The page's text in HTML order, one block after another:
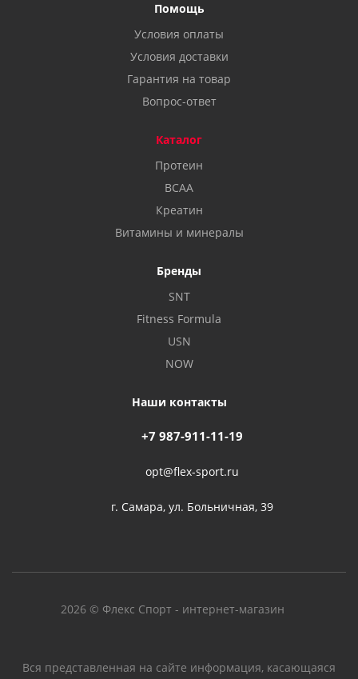
Помощь
Условия оплаты
Условия доставки
Гарантия на товар
Вопрос-ответ
Каталог
Протеин
BCAA
Креатин
Витамины и минералы
Бренды
SNT
Fitness Formula
USN
NOW
Наши контакты
+7 987-911-11-19
opt@flex-sport.ru
г. Самара, ул. Больничная, 39
2026 © Флекс Спорт - интернет-магазин
Вся представленная на сайте информация, касающаяся